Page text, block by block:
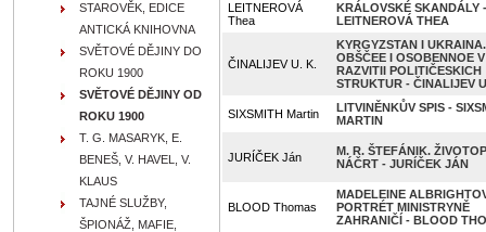
LEITNEROVÁ
Thea
KRÁLOVSKÉ SKANDÁLY -
LEITNEROVÁ THEA
ČINALIJEV U. K.
KYRGYZSTAN I UKRAINA.
OBŠČEE I OSOBENNOE V
RAZVITII POLITIČESKICH
STRUKTUR - ČINALIJEV
SIXSMITH Martin
LITVINĚNKŮV SPIS -
MARTIN
JURÍČEK Ján
M. R. ŠTEFÁNIK.
NÁČRT - JURÍČEK JÁN
BLOOD Thomas
MADELEINE
PORTRÉT MINISTRYNĚ
ZAHRANIČÍ - BLOOD
STAROVĚK, EDICE
ANTICKÁ KNIHOVNA
SVĚTOVÉ DĚJINY DO
ROKU 1900
SVĚTOVÉ DĚJINY OD
ROKU 1900
T. G. MASARYK, E.
BENEŠ, V. HAVEL, V.
KLAUS
TAJNÉ SLUŽBY,
ŠPIONÁŽ, MAFIE,